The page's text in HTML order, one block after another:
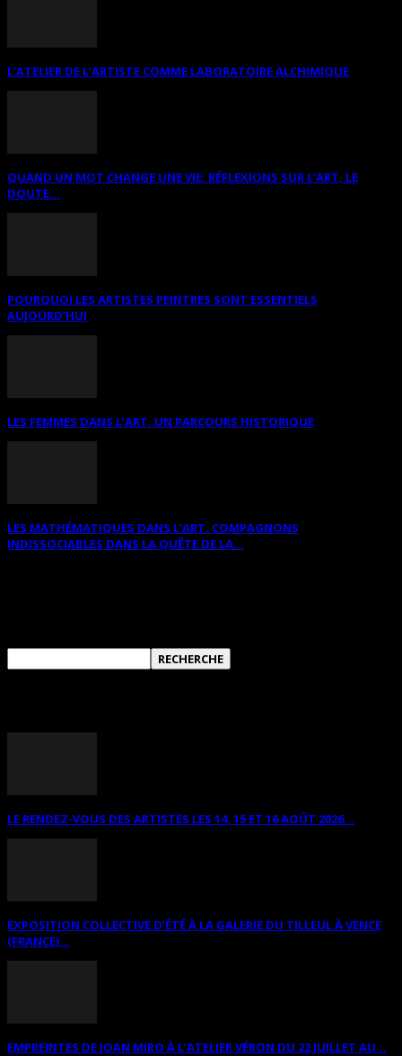
L’ATELIER DE L’ARTISTE COMME LABORATOIRE ALCHIMIQUE
QUAND UN MOT CHANGE UNE VIE: RÉFLEXIONS SUR L’ART, LE
DOUTE...
POURQUOI LES ARTISTES PEINTRES SONT ESSENTIELS
AUJOURD’HUI
LES FEMMES DANS L’ART. UN PARCOURS HISTORIQUE
LES MATHÉMATIQUES DANS L’ART. COMPAGNONS
INDISSOCIABLES DANS LA QUÊTE DE LA...
LE RENDEZ-VOUS DES ARTISTES LES 14, 15 ET 16 AOÛT 2026...
EXPOSITION COLLECTIVE D’ÉTÉ À LA GALERIE DU TILLEUL À VENCE
(FRANCE)...
EMPREINTES DE JOAN MIRO À L’ATELIER VÉRON DU 22 JUILLET AU...